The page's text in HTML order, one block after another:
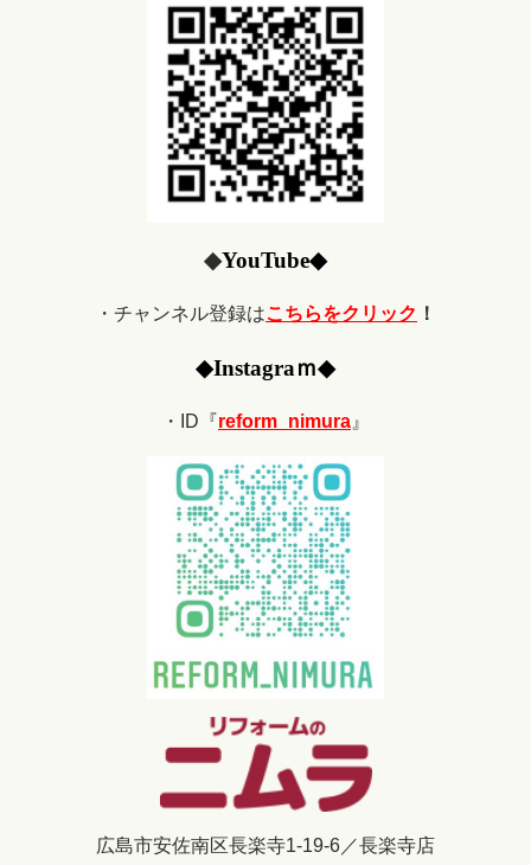
◆YouTube◆
・チャンネル登録はこちらをクリック ！
◆Instagraｍ◆
・ID『reform_nimura 』
広島市安佐南区長楽寺1-19-6／長楽寺店